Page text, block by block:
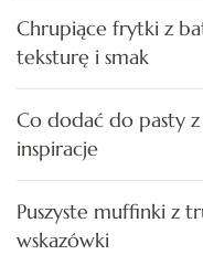
Chrupiące frytki z
teksturę i smak
Co dodać do pasty
inspiracje
Puszyste muffinki z
wskazówki